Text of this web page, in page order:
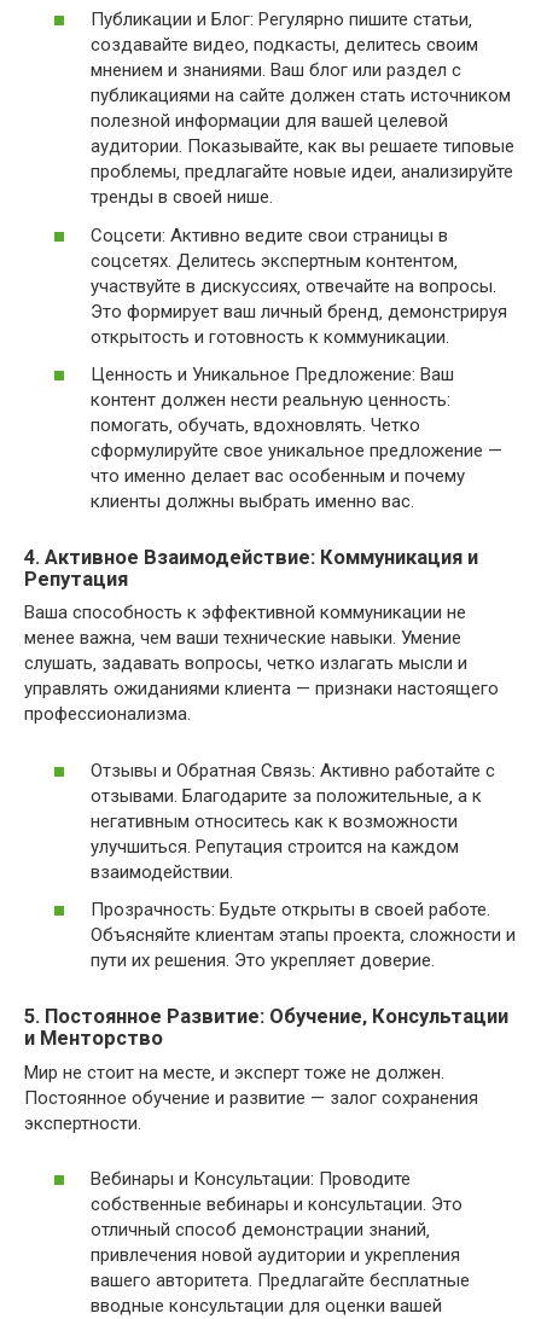
Публикации и Блог: Регулярно пишите статьи‚
создавайте видео‚ подкасты‚ делитесь своим
мнением и знаниями. Ваш блог или раздел с
публикациями на сайте должен стать источником
полезной информации для вашей целевой
аудитории. Показывайте‚ как вы решаете типовые
проблемы‚ предлагайте новые идеи‚ анализируйте
тренды в своей нише.
Соцсети: Активно ведите свои страницы в
соцсетях. Делитесь экспертным контентом‚
участвуйте в дискуссиях‚ отвечайте на вопросы.
Это формирует ваш личный бренд‚ демонстрируя
открытость и готовность к коммуникации.
Ценность и Уникальное Предложение: Ваш
контент должен нести реальную ценность:
помогать‚ обучать‚ вдохновлять. Четко
сформулируйте свое уникальное предложение —
что именно делает вас особенным и почему
клиенты должны выбрать именно вас.
4. Активное Взаимодействие: Коммуникация и
Репутация
Ваша способность к эффективной коммуникации не
менее важна‚ чем ваши технические навыки. Умение
слушать‚ задавать вопросы‚ четко излагать мысли и
управлять ожиданиями клиента — признаки настоящего
профессионализма.
Отзывы и Обратная Связь: Активно работайте с
отзывами. Благодарите за положительные‚ а к
негативным относитесь как к возможности
улучшиться. Репутация строится на каждом
взаимодействии.
Прозрачность: Будьте открыты в своей работе.
Объясняйте клиентам этапы проекта‚ сложности и
пути их решения. Это укрепляет доверие.
5. Постоянное Развитие: Обучение‚ Консультации
и Менторство
Мир не стоит на месте‚ и эксперт тоже не должен.
Постоянное обучение и развитие — залог сохранения
экспертности.
Вебинары и Консультации: Проводите
собственные вебинары и консультации. Это
отличный способ демонстрации знаний‚
привлечения новой аудитории и укрепления
вашего авторитета. Предлагайте бесплатные
вводные консультации для оценки вашей